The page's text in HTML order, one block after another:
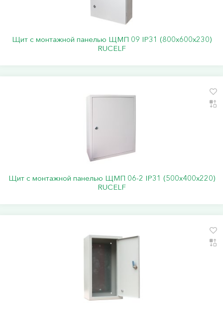
Щит с монтажной панелью ЩМП 09 IP31 (800х600х230)
RUCELF
Щит с монтажной панелью ЩМП 06-2 IP31 (500х400х220)
RUCELF